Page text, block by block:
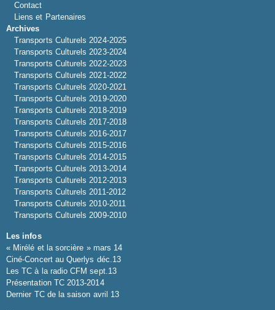
Contact
Liens et Partenaires
Archives
Transports Culturels 2024-2025
Transports Culturels 2023-2024
Transports Culturels 2022-2023
Transports Culturels 2021-2022
Transports Culturels 2020-2021
Transports Culturels 2019-2020
Transports Culturels 2018-2019
Transports Culturels 2017-2018
Transports Culturels 2016-2017
Transports Culturels 2015-2016
Transports Culturels 2014-2015
Transports Culturels 2013-2014
Transports Culturels 2012-2013
Transports Culturels 2011-2012
Transports Culturels 2010-2011
Transports Culturels 2009-2010
Les infos
« Mirélé et la sorcière » mars 14
Ciné-Concert au Querlys déc.13
Les TC à la radio CFM sept.13
Présentation TC 2013-2014
Dernier TC de la saison avril 13